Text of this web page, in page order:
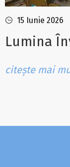
15 Iunie 2026
Lumina
citește mai